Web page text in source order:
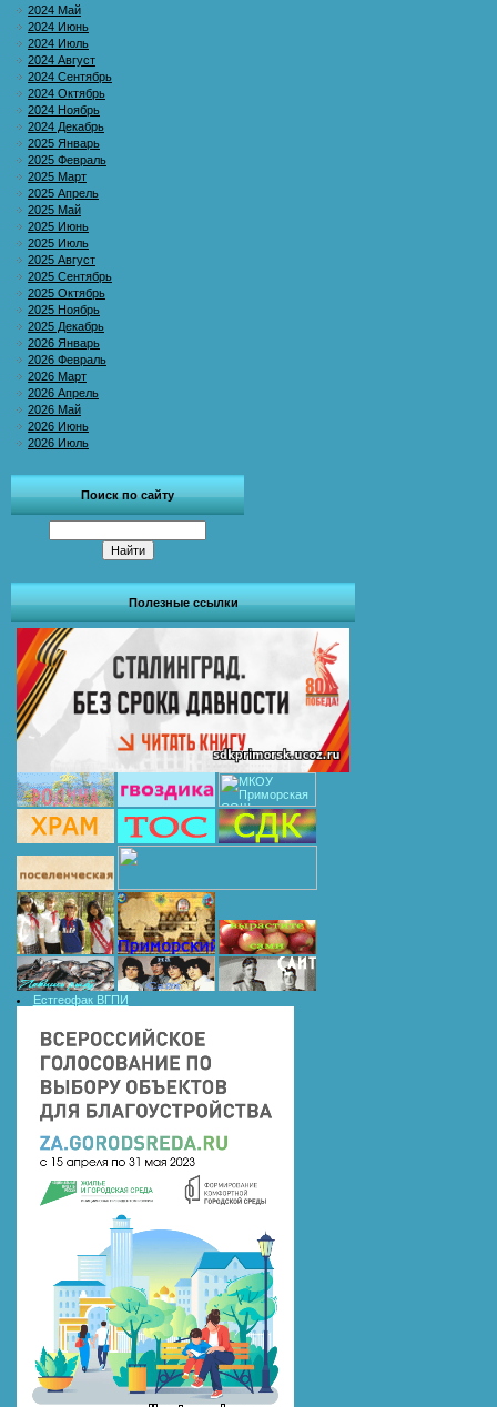
2024 Май
2024 Июнь
2024 Июль
2024 Август
2024 Сентябрь
2024 Октябрь
2024 Ноябрь
2024 Декабрь
2025 Январь
2025 Февраль
2025 Март
2025 Апрель
2025 Май
2025 Июнь
2025 Июль
2025 Август
2025 Сентябрь
2025 Октябрь
2025 Ноябрь
2025 Декабрь
2026 Январь
2026 Февраль
2026 Март
2026 Апрель
2026 Май
2026 Июнь
2026 Июль
Поиск по сайту
Полезные ссылки
Естгеофак ВГПИ